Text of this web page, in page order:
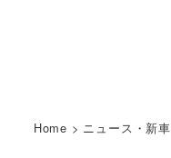
Home > ニュース・新車